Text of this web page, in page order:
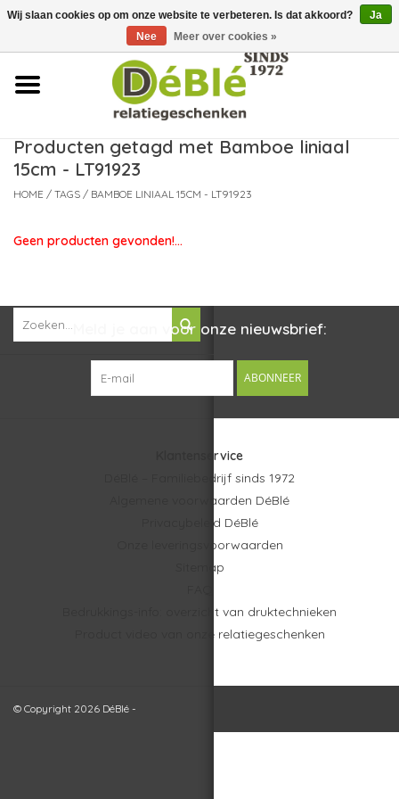
Over ons
Contact
Nieuws
Producten getagd met Bamboe liniaal
15cm - LT91923
HOME / TAGS / BAMBOE LINIAAL 15CM - LT91923
Geen producten gevonden!...
Meld je aan voor onze nieuwsbrief:
ABONNEER
Klantenservice
DéBlé – Familiebedrijf sinds 1972
Algemene voorwaarden DéBlé
Privacybeleid DéBlé
Onze leveringsvoorwaarden
Sitemap
Bedrukkings-info: overzicht van druktechnieken
Product video van onze relatiegeschenken
© Copyright 2026 DéBlé -
Wij slaan cookies op om onze website te verbeteren. Is dat akkoord?
Ja
Nee
Meer over cookies »